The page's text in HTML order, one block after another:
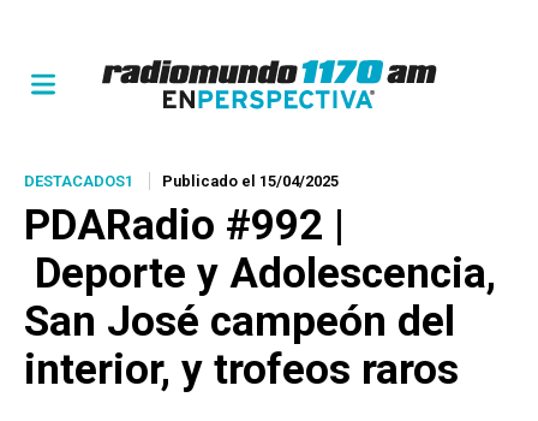
DESTACADOS1 Publicado el 15/04/2025
PDARadio #992 |
Deporte y Adolescencia,
San José campeón del
interior, y trofeos raros